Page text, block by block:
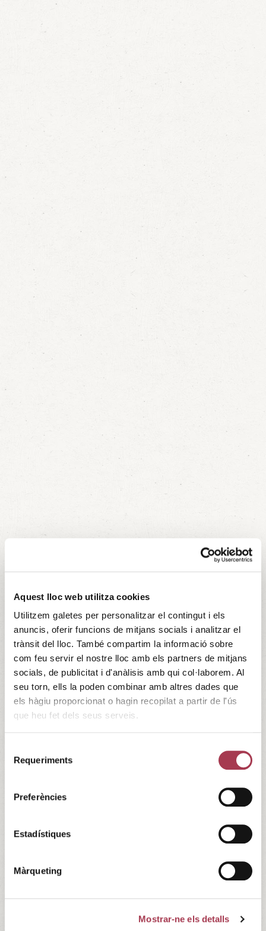
Aquest lloc web utilitza cookies
Utilitzem galetes per personalitzar el contingut i els
anuncis, oferir funcions de mitjans socials i analitzar el
trànsit del lloc. També compartim la informació sobre
com feu servir el nostre lloc amb els partners de mitjans
socials, de publicitat i d'anàlisis amb qui col·laborem. Al
seu torn, ells la poden combinar amb altres dades que
els hàgiu proporcionat o hagin recopilat a partir de l'ús
que heu fet dels seus serveis.
Requeriments
Preferències
Estadístiques
Màrqueting
Mostrar-ne els detalls